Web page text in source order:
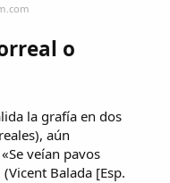
o
la grafía en dos
aún
veían pavos
Balada [Esp.